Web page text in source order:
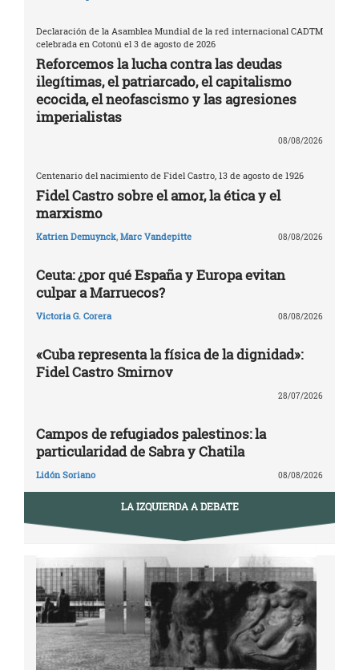
Declaración de la Asamblea Mundial de la red internacional CADTM
celebrada en Cotonú el 3 de agosto de 2026
Reforcemos la lucha contra las deudas
ilegítimas, el patriarcado, el capitalismo
ecocida, el neofascismo y las agresiones
imperialistas
08/08/2026
Centenario del nacimiento de Fidel Castro, 13 de agosto de 1926
Fidel Castro sobre el amor, la ética y el
marxismo
Katrien Demuynck, Marc Vandepitte 08/08/2026
Ceuta: ¿por qué España y Europa evitan
culpar a Marruecos?
Victoria G. Corera 08/08/2026
«Cuba representa la física de la dignidad»:
Fidel Castro Smirnov
28/07/2026
Campos de refugiados palestinos: la
particularidad de Sabra y Chatila
Lidón Soriano 08/08/2026
LA IZQUIERDA A DEBATE